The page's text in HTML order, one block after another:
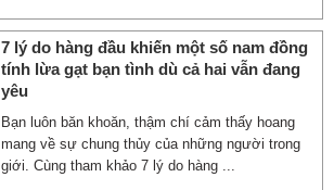
7 lý do hàng đầu khiến một số nam đồng
tính lừa gạt bạn tình dù cả hai vẫn đang
yêu
Bạn luôn băn khoăn, thậm chí cảm thấy hoang
mang về sự chung thủy của những người trong
giới. Cùng tham khảo 7 lý do hàng ...